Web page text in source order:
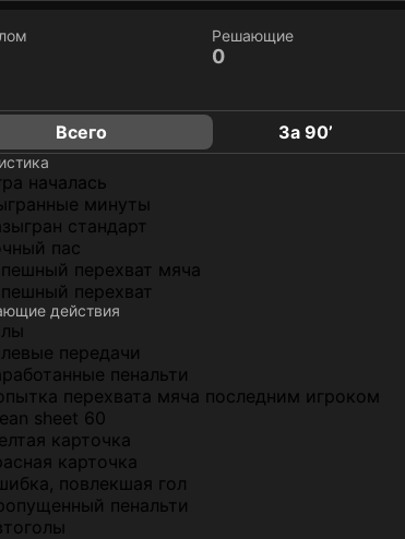
Решающие
0
Всего За 90’
началась
минуты
стандарт
пас
перехват мяча
перехват
действия
передачи
пенальти
перехвата мяча последним игроком
sheet 60
желтая карточка
карточка
повлекшая гол
пенальти